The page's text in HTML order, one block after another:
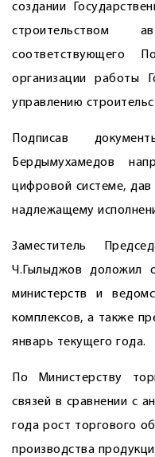
создании
строительством
соответствующего
организации работы
управлению
Подписав
Бердымухамедов
цифровой системе, дав
надлежащему
Заместитель
Ч.Гылыджов доложил
министерств и
комплексов, а также
январь текущего года.
По Министерству
связей в сравнении с
года рост торгового
производства